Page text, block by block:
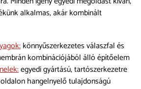
alkalmas, akár kombinált
könnyűszerkezetes válaszfal és
kombinációjából álló építőelem
egyedi gyártású, tartószerkezetre
hangelnyelő tulajdonságú